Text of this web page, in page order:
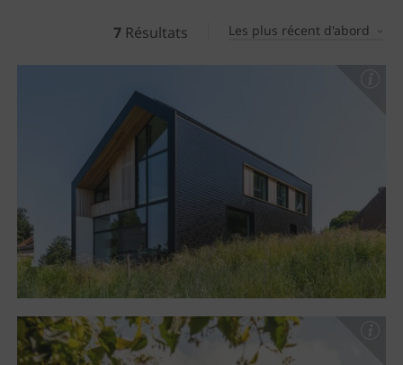
7 Résultats Les plus récent d'abord